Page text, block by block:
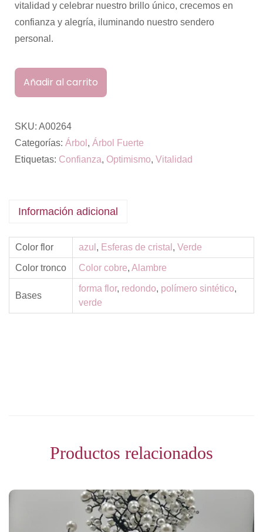
vitalidad y celebrar nuestro brillo único, crecemos en
confianza y alegría, iluminando nuestro sendero
personal.
Añadir al carrito
SKU: A00264
Categorías: Árbol , Árbol Fuerte
Etiquetas: Confianza, Optimismo, Vitalidad
Información adicional
Color flor azul , Esferas de cristal , Verde
Color tronco Color cobre, Alambre
Bases
forma flor, redondo, polímero sintético,
verde
Productos relacionados